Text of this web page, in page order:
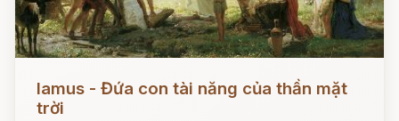
Iamus - Đứa con tài năng của thần mặt
trời